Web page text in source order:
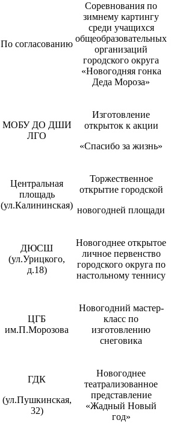
По согласованию
Соревнования по
зимнему картингу
среди учащихся
общеобразовательных
организаций
городского округа
«Новогодняя гонка
Деда Мороза»
МОБУ ДО ДШИ
ЛГО
Изготовление
открыток к акции
«Спасибо за жизнь»
Центральная
площадь
(ул.Калининская)
Торжественное
открытие городской
новогодней площади
ДЮСШ
(ул.Урицкого,
д.18)
Новогоднее открытое
личное первенство
городского округа по
настольному теннису
ЦГБ
им.П.Морозова
Новогодний мастер-
класс по
изготовлению
снеговика
ГДК
(ул.Пушкинская,
32)
Новогоднее
театрализованное
представление
«Жадный Новый
год»